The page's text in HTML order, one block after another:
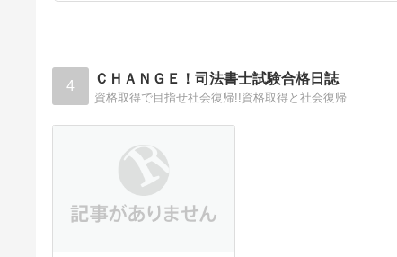
4 ＣＨＡＮＧＥ！司法書士試験合格日誌
資格取得で目指せ社会復帰!!資格取得と社会復帰